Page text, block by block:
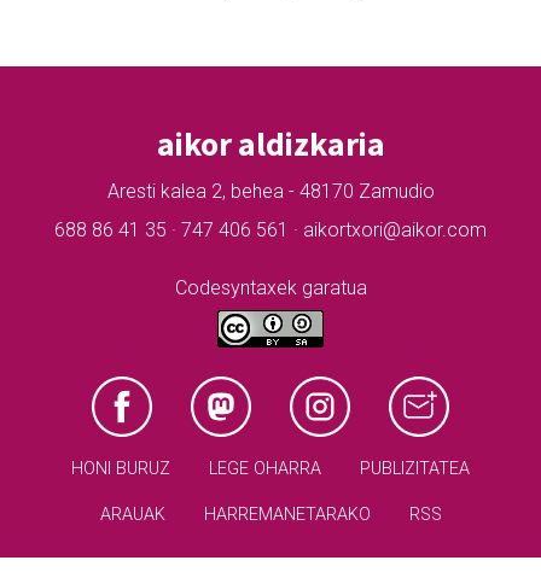
aikor aldizkaria
Aresti kalea 2, behea - 48170 Zamudio
688 86 41 35 · 747 406 561 · aikortxori@aikor.com
Codesyntaxek garatua
HONI BURUZ LEGE OHARRA PUBLIZITATEA
ARAUAK HARREMANETARAKO RSS